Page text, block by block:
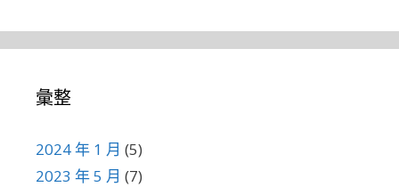
彙整
2024 年 1 月 (5)
2023 年 5 月 (7)